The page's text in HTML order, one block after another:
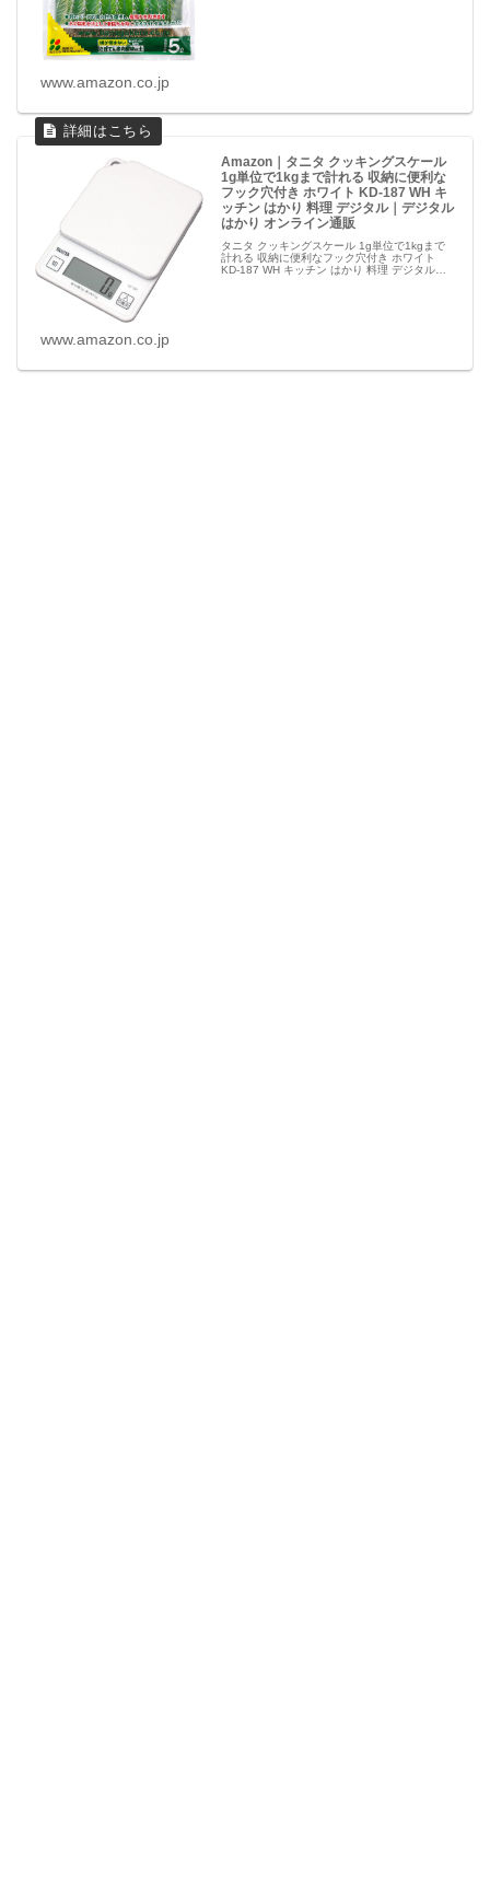
www.amazon.co.jp
Amazon｜タニタ クッキングスケール
1g単位で1kgまで計れる 収納に便利な
フック穴付き ホワイト KD-187 WH キ
ッチン はかり 料理 デジタル｜デジタル
はかり オンライン通販
タニタ クッキングスケール 1g単位で1kgまで
計れる 収納に便利なフック穴付き ホワイト
KD-187 WH キッチン はかり 料理 デジタルが
www.amazon.co.jp